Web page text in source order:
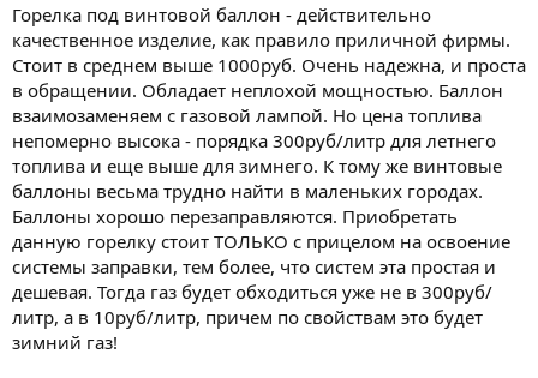
Горелка под винтовой баллон - действительно
качественное изделие, как правило приличной фирмы.
Стоит в среднем выше 1000руб. Очень надежна, и проста
в обращении. Обладает неплохой мощностью. Баллон
взаимозаменяем с газовой лампой. Но цена топлива
непомерно высока - порядка 300руб/литр для летнего
топлива и еще выше для зимнего. К тому же винтовые
баллоны весьма трудно найти в маленьких городах.
Баллоны хорошо перезаправляются. Приобретать
данную горелку стоит ТОЛЬКО с прицелом на освоение
системы заправки, тем более, что систем эта простая и
дешевая. Тогда газ будет обходиться уже не в 300руб/
литр, а в 10руб/литр, причем по свойствам это будет
зимний газ!